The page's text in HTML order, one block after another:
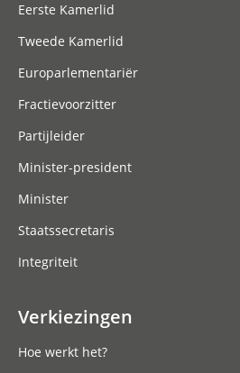
Eerste Kamerlid
Tweede Kamerlid
Europarlementariër
Fractievoorzitter
Partijleider
Minister-president
Minister
Staatssecretaris
Integriteit
Verkiezingen
Hoe werkt het?